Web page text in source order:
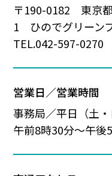
〒190-0182 東京
1 ひのでグリーン
TEL.042-597-0270
営業日／営業時間
事務局／平日（土・
午前8時30分～午後